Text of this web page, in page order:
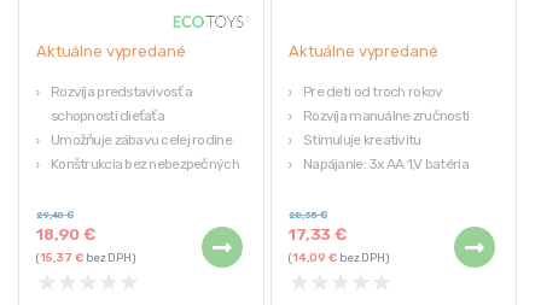
Aktuálne vypredané
Rozvíja predstavivosť a
schopnosti dieťaťa
Umožňuje zábavu celej rodine
Konštrukcia bez nebezpečných
Hračka určená pre deti od 3 rokov
18,90€
29,40€
(15,37€bez DPH)
★ ★ ★ ★ ★
Aktuálne vypredané
Pre deti od troch rokov
Rozvíja manuálne zručnosti
Stimuluje kreativitu
Napájanie: 3x AA 1,V batéria
17,33€
28,35€
(14,09€bez DPH)
★ ★ ★ ★ ★